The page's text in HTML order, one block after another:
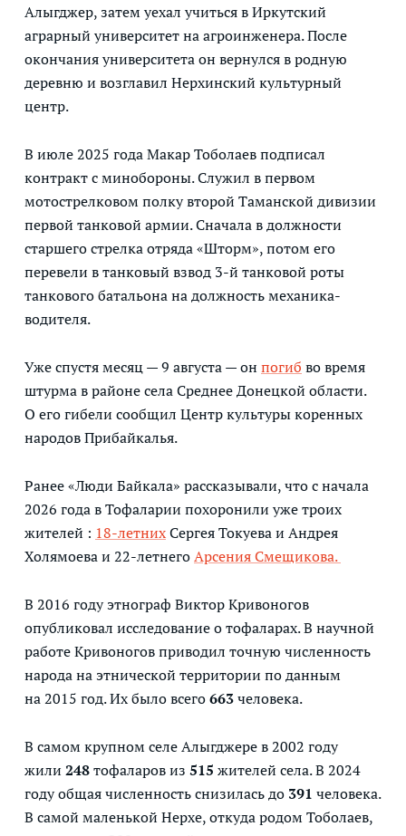
Алыгджер, затем уехал учиться в Иркутский
аграрный университет на агроинженера. После
окончания университета он вернулся в родную
деревню и возглавил Нерхинский культурный
центр.
В июле 2025 года Макар Тоболаев подписал
контракт с минобороны. Служил в первом
мотострелковом полку второй Таманской дивизии
первой танковой армии. Сначала в должности
старшего стрелка отряда «Шторм», потом его
перевели в танковый взвод 3-й танковой роты
танкового батальона на должность механика-
водителя.
Уже спустя месяц — 9 августа — он погиб во время
штурма в районе села Среднее Донецкой области.
О его гибели сообщил Центр культуры коренных
народов Прибайкалья.
Ранее «Люди Байкала» рассказывали, что с начала
2026 года в Тофаларии похоронили уже троих
жителей : 18-летнихСергея Токуева и Андрея
Холямоева и 22-летнегоАрсения Смещикова.
В 2016 году этнограф Виктор Кривоногов
опубликовал исследование о тофаларах. В научной
работе Кривоногов приводил точную численность
народа на этнической территории по данным
на 2015 год. Их было всего663человека.
В самом крупном селе Алыгджере в 2002 году
жили 248тофаларов из 515 жителей села. В 2024
году общая численность снизилась до 391 человека.
В самой маленькой Нерхе, откуда родом Тоболаев,